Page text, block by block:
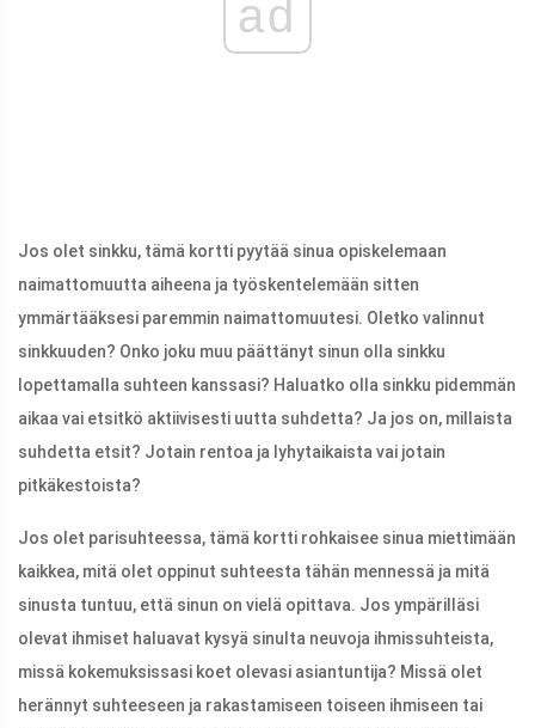
ad
Jos olet sinkku, tämä kortti pyytää sinua opiskelemaan
naimattomuutta aiheena ja työskentelemään sitten
ymmärtääksesi paremmin naimattomuutesi. Oletko valinnut
sinkkuuden? Onko joku muu päättänyt sinun olla sinkku
lopettamalla suhteen kanssasi? Haluatko olla sinkku pidemmän
aikaa vai etsitkö aktiivisesti uutta suhdetta? Ja jos on, millaista
suhdetta etsit? Jotain rentoa ja lyhytaikaista vai jotain
pitkäkestoista?
Jos olet parisuhteessa, tämä kortti rohkaisee sinua miettimään
kaikkea, mitä olet oppinut suhteesta tähän mennessä ja mitä
sinusta tuntuu, että sinun on vielä opittava. Jos ympärilläsi
olevat ihmiset haluavat kysyä sinulta neuvoja ihmissuhteista,
missä kokemuksissasi koet olevasi asiantuntija? Missä olet
herännyt suhteeseen ja rakastamiseen toiseen ihmiseen tai